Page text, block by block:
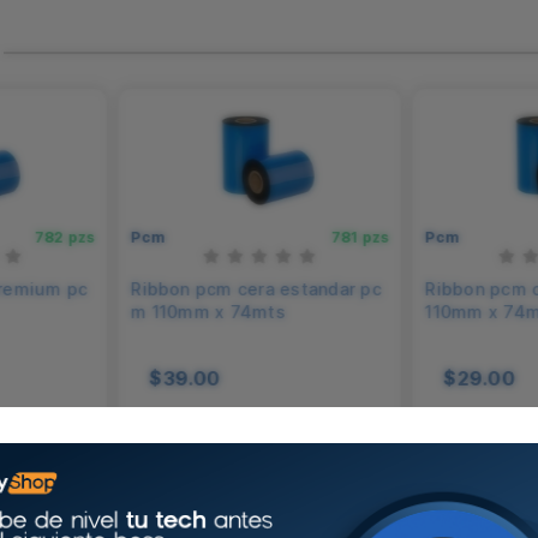
782 pzs
pc
Pcm 781 pzs
Ribbon pcm cera estandar pc
m 110mm x 74mts
Agregar al carrito
$39.00
Pcm
Ribbon pcm
110mm x
$29.00